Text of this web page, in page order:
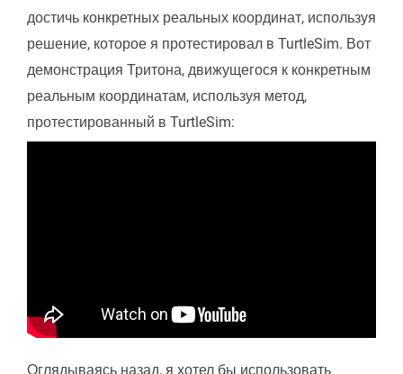
достичь конкретных реальных координат, используя
решение, которое я протестировал в TurtleSim. Вот
демонстрация Тритона, движущегося к конкретным
реальным координатам, используя метод,
протестированный в TurtleSim:
Оглядываясь назад, я хотел бы использовать